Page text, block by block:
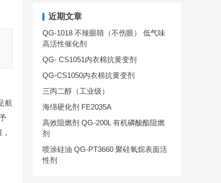
航
近期文章
QG-1018 不辣眼睛（不伤眼） 低气味
高活性催化剂
QG- CS1051内衣棉抗黄变剂
QG-CS1050内衣棉抗黄变剂
三丙二醇（工业级）
海绵硬化剂 FE2035A
高效阻燃剂 QG-200L 有机磷酸酯阻燃
剂
喷涂硅油 QG-PT3660 聚硅氧烷表面活
性剂